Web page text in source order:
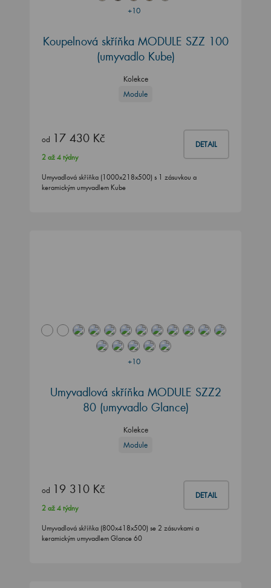
+10
Koupelnová skříňka MODULE SZZ 100
(umyvadlo Kube)
Kolekce
Module
od 17 430 Kč DETAIL
2 až 4 týdny
Umyvadlová skříňka (1000x218x500) s 1 zásuvkou a
keramickým umyvadlem Kube
+10
Umyvadlová skříňka MODULE SZZ2
80 (umyvadlo Glance)
Kolekce
Module
od 19 310 Kč DETAIL
2 až 4 týdny
Umyvadlová skříňka (800x418x500) se 2 zásuvkami a
keramickým umyvadlem Glance 60